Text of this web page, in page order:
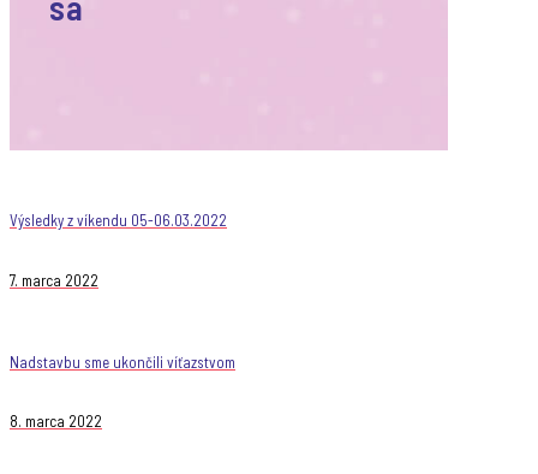
Výsledky z víkendu 05-06.03.2022
7. marca 2022
Nadstavbu sme ukončili víťazstvom
8. marca 2022